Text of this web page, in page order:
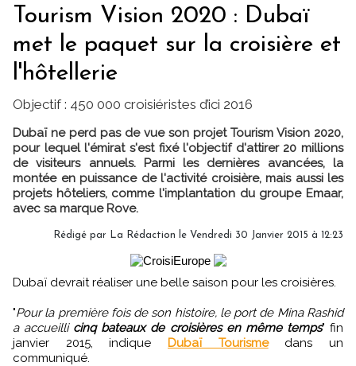
Tourism Vision 2020 : Dubaï
met le paquet sur la croisière et
l'hôtellerie
Objectif : 450 000 croisiéristes d’ici 2016
Dubaï ne perd pas de vue son projet Tourism Vision 2020,
pour lequel l'émirat s'est fixé l'objectif d'attirer 20 millions
de visiteurs annuels. Parmi les dernières avancées, la
montée en puissance de l'activité croisière, mais aussi les
projets hôteliers, comme l'implantation du groupe Emaar,
avec sa marque Rove.
Rédigé par La Rédaction le Vendredi 30 Janvier 2015 à 12:23
Dubaï devrait réaliser une belle saison pour les croisières.
"Pour la première fois de son histoire, le port de Mina Rashid
a accueilli cinq bateaux de croisières en même temps" fin
janvier 2015, indique Dubaï Tourismedans un
communiqué.